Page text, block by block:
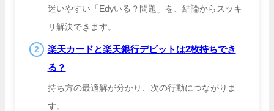
迷いやすい「Edyいる？問題」を、結論からスッキ
リ解決できます。
楽天カードと楽天銀行デビットは2枚持ちでき
る？
持ち方の最適解が分かり、次の行動につながりま
す。